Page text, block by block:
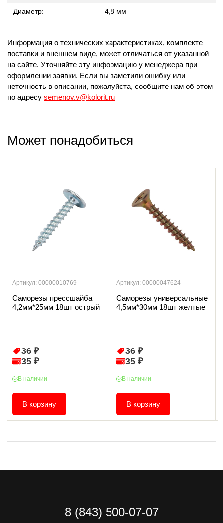
Диаметр: 4,8 мм
Информация о технических характеристиках, комплекте
поставки и внешнем виде, может отличаться от указанной
на сайте. Уточняйте эту информацию у менеджера при
оформлении заявки. Если вы заметили ошибку или
неточность в описании, пожалуйста, сообщите нам об этом
по адресу semenov.v@kolorit.ru
Может понадобиться
Артикул: 00000010769
Саморезы прессшайба
4,2мм*25мм 18шт острый
36 ₽
35 ₽
В наличии
В корзину
Артикул: 00000047624
Саморезы универсальные
4,5мм*30мм 18шт желтые
36 ₽
35 ₽
В наличии
В корзину
8 (843) 500-07-07